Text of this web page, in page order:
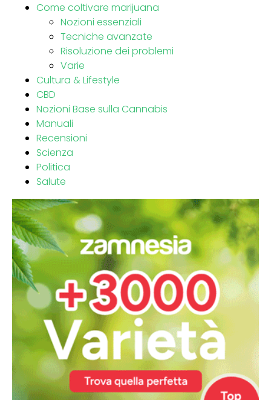
Come coltivare marijuana
Nozioni essenziali
Tecniche avanzate
Risoluzione dei problemi
Varie
Cultura & Lifestyle
CBD
Nozioni Base sulla Cannabis
Manuali
Recensioni
Scienza
Politica
Salute